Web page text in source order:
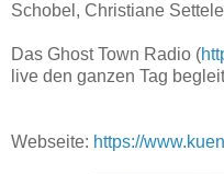
Schobel, Christiane
Das Ghost Town Radio (
live den ganzen Tag
Webseite: https://